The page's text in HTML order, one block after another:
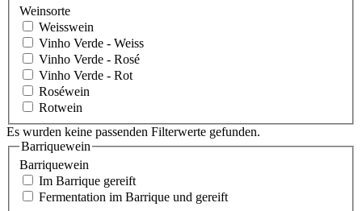
Weinsorte
Weisswein
Vinho Verde - Weiss
Vinho Verde - Rosé
Vinho Verde - Rot
Roséwein
Rotwein
Es wurden keine passenden Filterwerte gefunden.
Barriquewein
Barriquewein
Im Barrique gereift
Fermentation im Barrique und gereift